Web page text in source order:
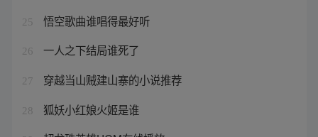
25 悟空歌曲谁唱得最好听
26 一人之下结局谁死了
27 穿越当山贼建山寨的小说推荐
28 狐妖小红娘火姬是谁